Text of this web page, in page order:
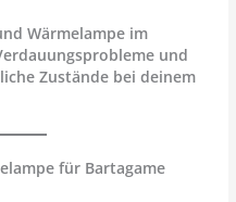
Wärmelampe im
und
Zustände bei deinem
für Bartagame